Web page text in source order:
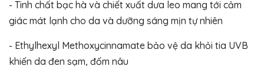
- Tinh chất bạc hà và chiết xuất dưa leo mang tới cảm
giác mát lạnh cho da và dưỡng sáng mịn tự nhiên
- Ethylhexyl Methoxycinnamate bảo vệ da khỏi tia UVB
khiến da đen sạm, đốm nâu